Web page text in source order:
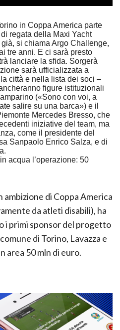
in Coppa America parte
regata della Maxi Yacht
si chiama Argo Challenge,
tre anni. E ci sarà presto
lanciare la sfida. Sorgerà
sarà ufficializzata a
città e nella lista dei soci –
figure istituzionali
(«Sono con voi, a
salire su una barca») e il
Mercedes Bresso, che
iniziative del team, ma
come il presidente del
Sanpaolo Enrico Salza, e di
acqua l’operazione: 50
di Coppa America
da atleti disabili), ha
i primi sponsor del progetto
di Torino, Lavazza e
area 50 mln di euro.